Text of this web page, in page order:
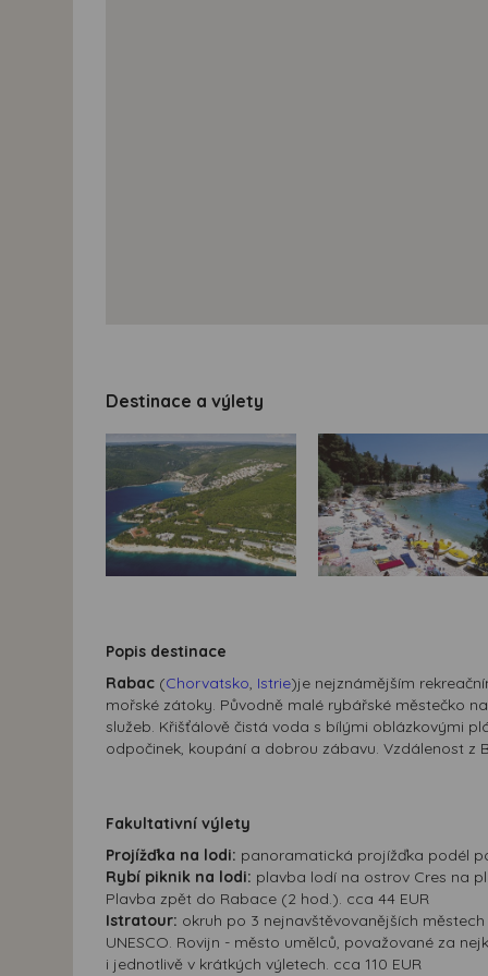
Destinace a výlety
Popis destinace
Rabac (Chorvatsko, Istrie)je nejznámějším
mořské zátoky. Původně malé rybářské městečko
služeb. Křišťálově čistá voda s bílými oblázkovými
odpočinek, koupání a dobrou zábavu. Vzdálenost z
Fakultativní výlety
Projížďka na lodi: panoramatická projížďka podél
Rybí piknik na lodi: plavba lodí na ostrov Cres na
Plavba zpět do Rabace (2 hod.). cca 44 EUR
Istratour: okruh po 3 nejnavštěvovanějších
UNESCO. Rovijn - město umělců, považované za
i jednotlivě v krátkých výletech. cca 110 EUR